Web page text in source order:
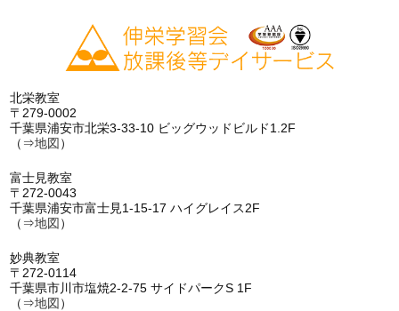
北栄教室
〒279-0002
千葉県浦安市北栄3-33-10 ビッグウッドビルド1.2F
（⇒地図 ）
富士見教室
〒272-0043
千葉県浦安市富士見1-15-17 ハイグレイス2F
（⇒地図 ）
妙典教室
〒272-0114
千葉県市川市塩焼2-2-75 サイドパークS 1F
（⇒地図 ）